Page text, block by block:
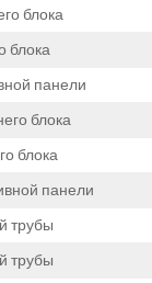
блока
блока
панели
блока
блока
панели
трубы
трубы